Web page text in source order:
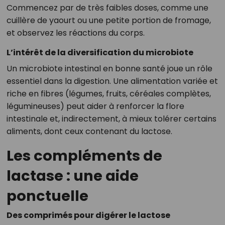
Commencez par de très faibles doses, comme une
cuillère de yaourt ou une petite portion de fromage,
et observez les réactions du corps.
L’intérêt de la diversification du microbiote
Un microbiote intestinal en bonne santé joue un rôle
essentiel dans la digestion. Une alimentation variée et
riche en fibres (légumes, fruits, céréales complètes,
légumineuses) peut aider à renforcer la flore
intestinale et, indirectement, à mieux tolérer certains
aliments, dont ceux contenant du lactose.
Les compléments de
lactase : une aide
ponctuelle
Des comprimés pour digérer le lactose